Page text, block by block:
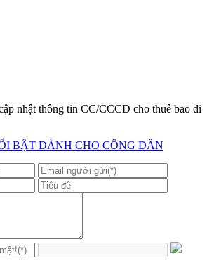
nhật thông tin CC/CCCD cho thuê bao di
BẬT DÀNH CHO CÔNG DÂN